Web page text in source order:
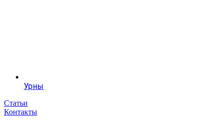
Урны
Статьи
Контакты